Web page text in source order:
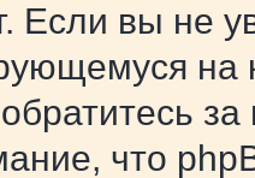
Если вы не
что